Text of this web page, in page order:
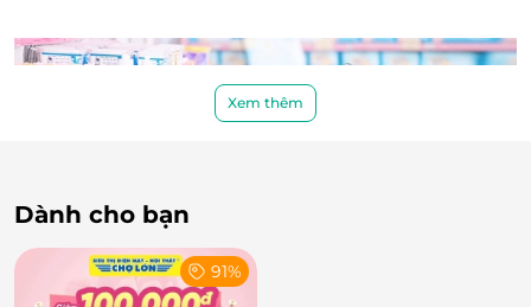
Một khách hàng được mua nhiều E-Coupon
Chỉ áp dụng 01 mã E-coupon/ đơn hàng.
E-Coupon không có giá trị quy đổi thành tiền
mặt, không trả lại tiền thừa.
Xem thêm
Dành cho bạn
91%